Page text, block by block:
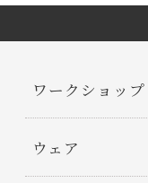
ワークショップ
ウェア